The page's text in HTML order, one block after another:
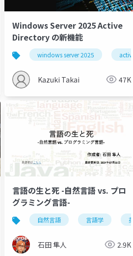
Windows Server 2025 Active
Directory の新機能
windows server 2025
Kazuki Takai 47K
言語の生と死 -自然言語 vs. プロ
グラミング言語-
自然言語 言語学
石田 隼人 2.9K